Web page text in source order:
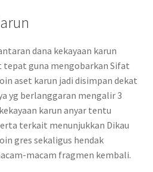
dana kekayaan karun
guna mengobarkan Sifat
aset karun jadi disimpan dekat
yg berlanggaran mengalir 3
karun anyar tentu
terkait menunjukkan Dikau
gres sekaligus hendak
macam fragmen kembali.